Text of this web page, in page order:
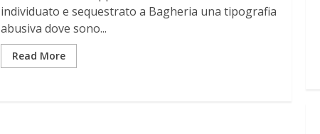
individuato e sequestrato a Bagheria una tipografia
abusiva dove sono...
Read More